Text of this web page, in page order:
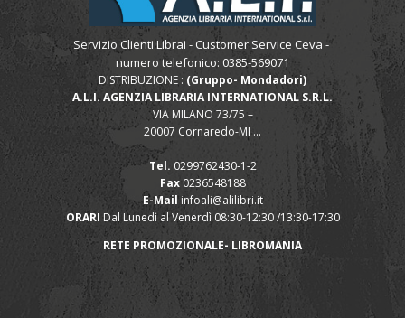
Servizio Clienti Librai - Customer Service Ceva -
numero telefonico: 0385-569071
DISTRIBUZIONE : (Gruppo- Mondadori)
A.L.I. AGENZIA LIBRARIA INTERNATIONAL S.R.L.
VIA MILANO 73/75 –
20007 Cornaredo-MI ...
Tel. 0299762430-1-2
Fax0236548188
E-Mail infoali@alilibri.it
ORARI Dal Lunedì al Venerdì 08:30-12:30 /13:30-17:30
RETE PROMOZIONALE- LIBROMANIA